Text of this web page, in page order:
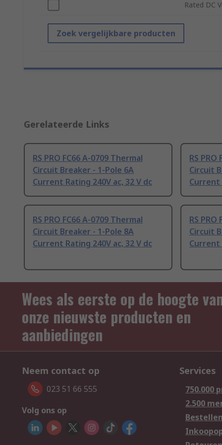
Rated DC
Zoek vergelijkbare producten
Gerelateerde Links
RS PRO FC66 A-0709 Thermal
Circuit Breaker - 1-Pole 6A
Current Rating 240V ac, 32 V dc
RS
Circuit
Current
RS PRO FC66 A-0709 Thermal
Circuit Breaker - 1-Pole 8A
Current Rating 240V ac, 32 V dc
RS
Circuit
Current
Wees als eerste op de hoogte
onze nieuwste producten en
aanbiedingen
Neem contact op
023 51 66 555
Volg ons op
Services
750.000
2.500
Bestellen